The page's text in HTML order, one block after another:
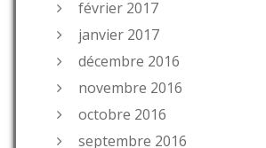
février 2017
janvier 2017
décembre 2016
novembre 2016
octobre 2016
septembre 2016